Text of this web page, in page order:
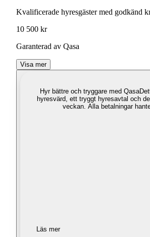
Kvalificerade hyresgäster med godkänd
10 500 kr
Garanterad av Qasa
Visa mer
Hyr bättre och tryggare med Qasa
hyresvärd, ett tryggt hyresavtal och
veckan. Alla betalningar
Läs mer